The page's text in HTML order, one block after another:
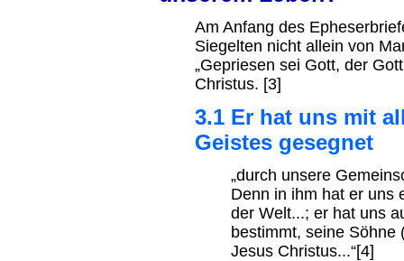
Am Anfang des
Siegelten nicht allein von
„Gepriesen sei Gott, der
Christus. [3]
3.1 Er hat uns mit
Geistes gesegnet
„durch unsere
Denn in ihm hat er uns
der Welt...; er hat uns
bestimmt, seine Söhne
Jesus Christus...“[4]